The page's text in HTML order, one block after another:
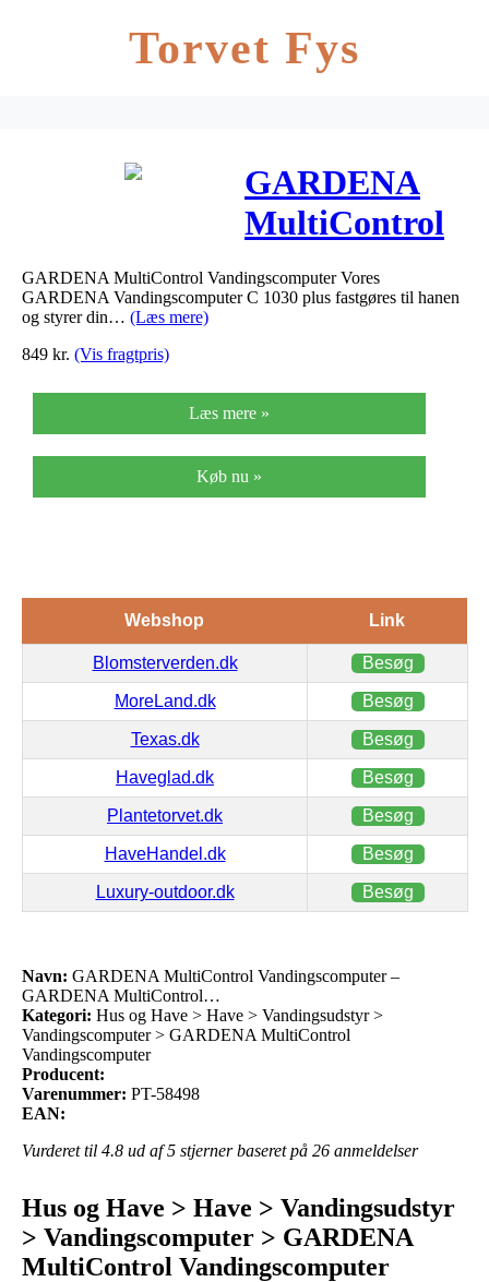
Torvet Fys
GARDENA
MultiControl
– GARDENA
GARDENA MultiControl Vandingscomputer Vores
GARDENA Vandingscomputer C 1030 plus fastgøres til hanen
og styrer din… (Læs mere)
849 kr. (Vis fragtpris)
Læs mere »
Køb nu »
Webshop Link
Blomsterverden.dk Besøg
MoreLand.dk Besøg
Texas.dk Besøg
Haveglad.dk Besøg
Plantetorvet.dk Besøg
HaveHandel.dk Besøg
Luxury-outdoor.dk Besøg
Navn: GARDENA MultiControl Vandingscomputer –
GARDENA MultiControl…
Kategori: Hus og Have > Have > Vandingsudstyr >
Vandingscomputer > GARDENA MultiControl
Vandingscomputer
Producent:
Varenummer: PT-58498
EAN:
Vurderet til 4.8 ud af 5 stjerner baseret på 26 anmeldelser
Hus og Have > Have > Vandingsudstyr
> Vandingscomputer > GARDENA
MultiControl Vandingscomputer